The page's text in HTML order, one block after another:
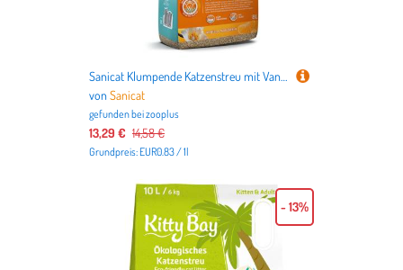
Sanicat Klumpende Katzenstreu mit Vanille & Mandarine - Sparpaket: 2 x 8 l
vonSanicat
gefunden beizooplus
13,29 € 14,58 €
Grundpreis: EUR0.83 / 1l
- 13%